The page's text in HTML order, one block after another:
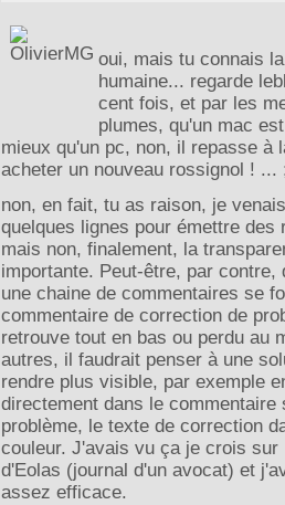
oui, mais tu connais
humaine... regarde
cent fois, et par les
plumes, qu'un mac
mieux qu'un pc, non, il repasse à
acheter un nouveau rossignol ! ...
non, en fait, tu as raison, je
quelques lignes pour émettre des
mais non, finalement, la
importante. Peut-être, par contre,
une chaine de commentaires se
commentaire de correction de
retrouve tout en bas ou perdu au
autres, il faudrait penser à une
rendre plus visible, par exemple
directement dans le commentaire
problème, le texte de correction
couleur. J'avais vu ça je crois sur
d'Eolas (journal d'un avocat) et
assez efficace.